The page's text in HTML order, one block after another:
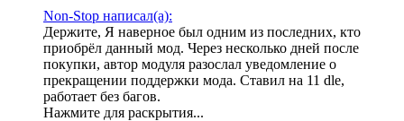
Non-Stop написал(а):
Держите, Я наверное был одним из последних, кто
приобрёл данный мод. Через несколько дней после
покупки, автор модуля разослал уведомление о
прекращении поддержки мода. Ставил на 11 dle,
работает без багов.
Нажмите для раскрытия...